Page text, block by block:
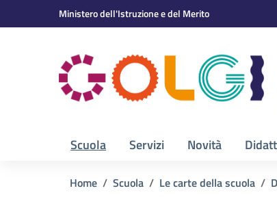
Vai ai contenuti
Vai al menu di navigazioneMinistero dell'Istruzione e del Merito
Scuola Servizi Novità
Home Scuola Le carte della scuola